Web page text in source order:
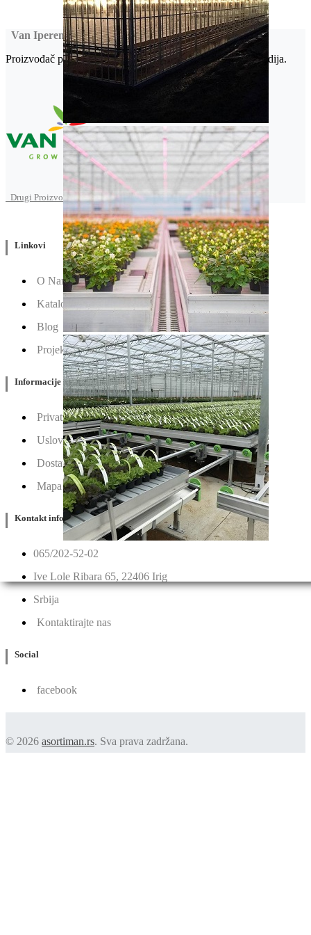
Van Iperen
Proizvođač poljoprivrednih hemikalija iz Vestmaas-a, Holandija.
Drugi Proizvodi od Van Iperen
Linkovi
O Nama
Katalozi
Blog
Projektovanje / Izgradnja
Informacije
Privatnost & Kolačići
Uslovi Korišćenja
Dostava & Povraćaj
Mapa
Kontakt info
065/202-52-02
Ive Lole Ribara 65, 22406 Irig
Srbija
Kontaktirajte nas
Social
facebook
© 2026 asortiman.rs. Sva prava zadržana.